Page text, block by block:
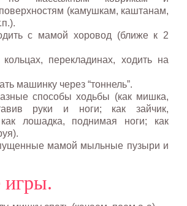
(камушкам, каштанам,
с мамой хоровод (ближе к 2
перекладинах, ходить на
машинку через “тоннель”.
способы ходьбы (как мишка,
руки и ноги; как зайчик,
лошадка, поднимая ноги; как
мамой мыльные пузыри и
игры.